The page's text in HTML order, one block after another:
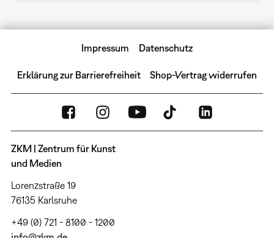
Impressum Datenschutz
Erklärung zur Barrierefreiheit Shop-Vertrag widerrufen
ZKM | Zentrum für Kunst
und Medien
Lorenzstraße 19
76135 Karlsruhe
+49 (0) 721 - 8100 - 1200